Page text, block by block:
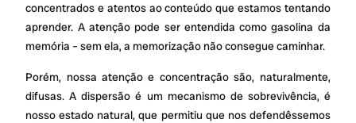
concentrados e atentos ao conteúdo que estamos tentando
aprender. A atenção pode ser entendida como gasolina da
memória – sem ela, a memorização não consegue caminhar.
Porém, nossa atenção e concentração são, naturalmente,
difusas. A dispersão é um mecanismo de sobrevivência, é
nosso estado natural, que permitiu que nos defendêssemos